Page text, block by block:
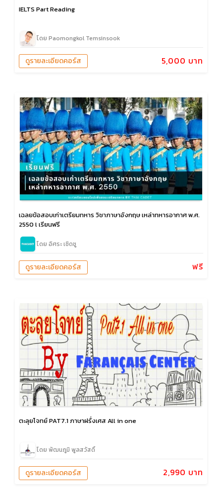
IELTS Part Reading
โดย Paomongkol Temsinsook
5,000 บาท
ดูรายละเอียดคอร์ส
เฉลยข้อสอบเก่าเตรียมทหาร วิชาภาษาอังกฤษ เหล่าทหารอากาศ พ.ศ.
2550 l เรียนฟรี
โดย อิศระ เชิดชู
ฟรี
ดูรายละเอียดคอร์ส
ตะลุยโจทย์ PAT7.1 ภาษาฝรั่งเศส All in one
โดย พัฒนภูมิ พูลสวัสดิ์
2,990 บาท
ดูรายละเอียดคอร์ส